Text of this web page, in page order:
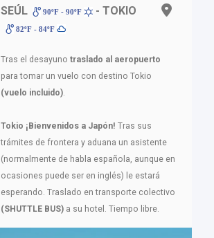
SEÚL 90ºF - 90ºF - TOKIO
82ºF - 84ºF
Tras el desayuno traslado al aeropuerto
para tomar un vuelo con destino Tokio
(vuelo incluido).
Tokio ¡Bienvenidos a Japón! Tras sus
trámites de frontera y aduana un asistente
(normalmente de habla española, aunque en
ocasiones puede ser en inglés) le estará
esperando. Traslado en transporte colectivo
(SHUTTLE BUS) a su hotel. Tiempo libre.